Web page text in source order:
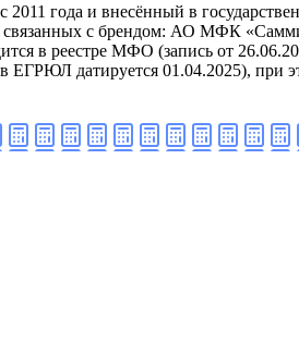
года и внесённый в
связанных с брендом: АО МФК
в реестре МФО (запись от
датируется 01.04.2025), при